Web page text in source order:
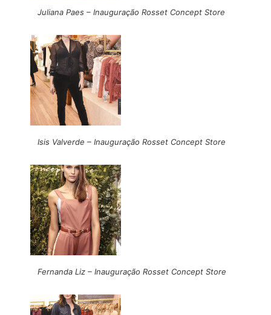
Juliana Paes – Inauguração Rosset Concept Store
Isis Valverde – Inauguração Rosset Concept Store
Fernanda Liz – Inauguração Rosset Concept Store